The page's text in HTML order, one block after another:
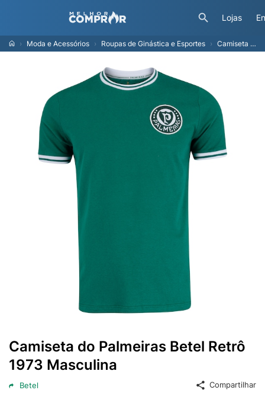
Lojas
Moda e Acessórios Roupas de Ginástica e Esportes Camiseta do Palmeiras Betel Retrô 1973 Masculina
Camiseta do Palmeiras Betel Retrô
1973 Masculina
Betel Compartilhar